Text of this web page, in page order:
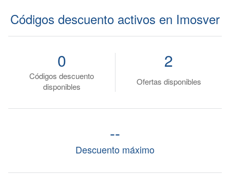
Códigos descuento activos en Imosver
Códigos descuento
disponibles
0
Ofertas disponibles
2
Descuento máximo
--